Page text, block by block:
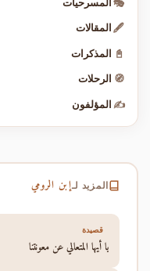
🎭 المسرحيات
🖋️ المقالات
📓 المذكرات
🧭 الرحلات
✍️ المؤلفون
المزيد لـإبن الرومي
قصيدة
يا أيها المتعالي عن معونتنا